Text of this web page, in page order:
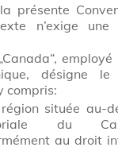
présente
n’exige une
désigne
compris:
située au-
du
au droit